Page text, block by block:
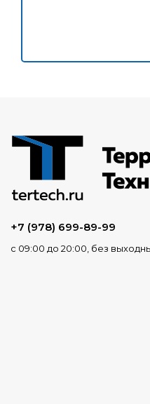
+7 (978) 699-89-99
с 09:00 до 20:00, без